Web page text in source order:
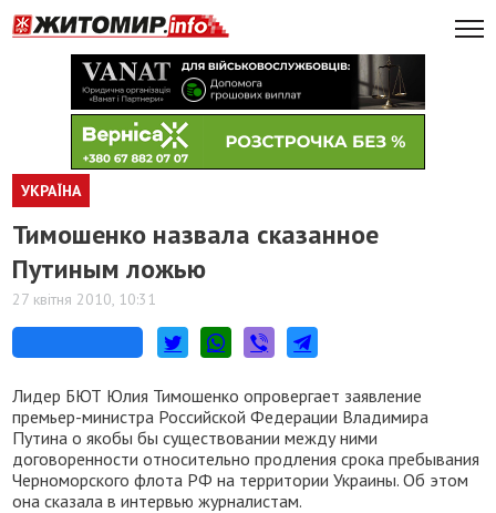
УКРАЇНА
Тимошенко назвала сказанное
Путиным ложью
27 квітня 2010, 10:31
Лидер БЮТ Юлия Тимошенко опровергает заявление
премьер-министра Российской Федерации Владимира
Путина о якобы бы существовании между ними
договоренности относительно продления срока пребывания
Черноморского флота РФ на территории Украины. Об этом
она сказала в интервью журналистам.